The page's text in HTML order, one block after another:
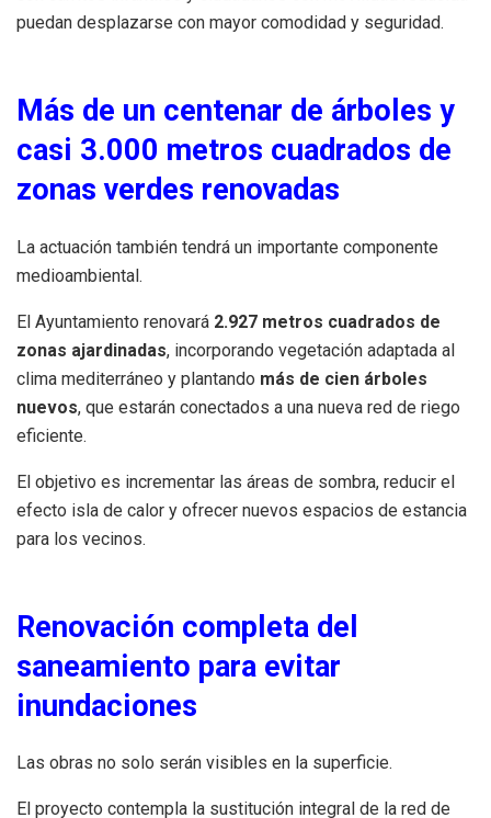
puedan desplazarse con mayor comodidad y seguridad.
Más de un centenar de árboles y
casi 3.000 metros cuadrados de
zonas verdes renovadas
La actuación también tendrá un importante componente
medioambiental.
El Ayuntamiento renovará 2.927 metros cuadrados de
zonas ajardinadas, incorporando vegetación adaptada al
clima mediterráneo y plantando más de cien árboles
nuevos, que estarán conectados a una nueva red de riego
eficiente.
El objetivo es incrementar las áreas de sombra, reducir el
efecto isla de calor y ofrecer nuevos espacios de estancia
para los vecinos.
Renovación completa del
saneamiento para evitar
inundaciones
Las obras no solo serán visibles en la superficie.
El proyecto contempla la sustitución integral de la red de